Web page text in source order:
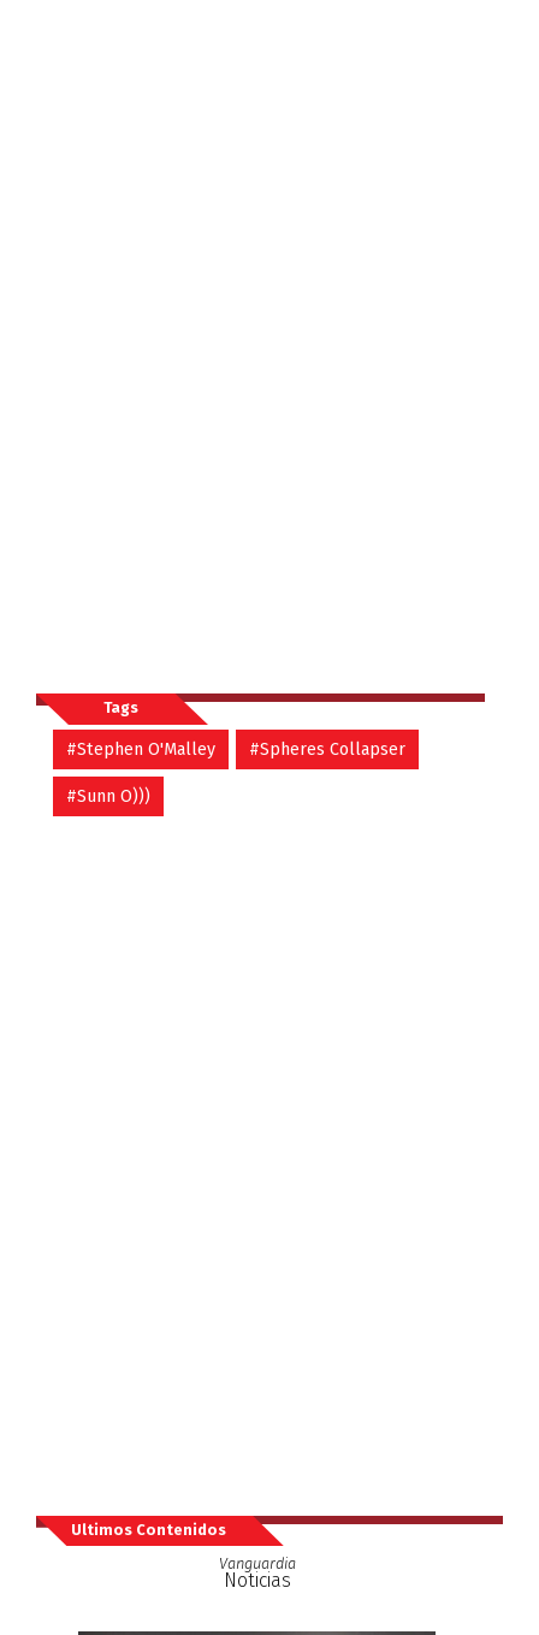
Tags
#Stephen O'Malley #Spheres Collapser
#Sunn O)))
Ultimos Contenidos
Vanguardia
Noticias